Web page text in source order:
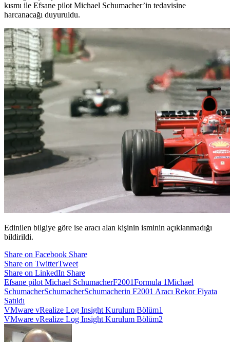
kısmı ile Efsane pilot Michael Schumacher’in tedavisine
harcanacağı duyuruldu.
Edinilen bilgiye göre ise aracı alan kişinin isminin açıklanmadığı
bildirildi.
Share on Facebook Share
Share on TwitterTweet
Share on LinkedIn Share
Efsane pilot Michael SchumacherF2001Formula 1Michael
SchumacherSchumacherSchumacherin F2001 Aracı Rekor Fiyata
Satıldı
Yazı
gezinmesi
VMware vRealize Log Insight Kurulum Bölüm1
VMware vRealize Log Insight Kurulum Bölüm2